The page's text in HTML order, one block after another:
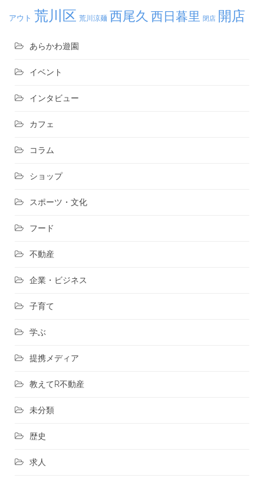
アウト 荒川区 荒川涼麺 西尾久 西日暮里 閉店 開店
あらかわ遊園
イベント
インタビュー
カフェ
コラム
ショップ
スポーツ・文化
フード
不動産
企業・ビジネス
子育て
学ぶ
提携メディア
教えてR不動産
未分類
歴史
求人